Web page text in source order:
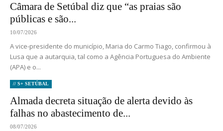
Câmara de Setúbal diz que “as praias são
públicas e são...
10/07/2026
A vice-presidente do município, Maria do Carmo Tiago, confirmou à
Lusa que a autarquia, tal como a Agência Portuguesa do Ambiente
(APA) e o...
// S+ SETÚBAL
Almada decreta situação de alerta devido às
falhas no abastecimento de...
08/07/2026